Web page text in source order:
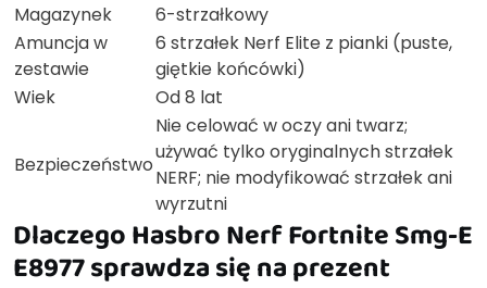
Magazynek
6-strzałkowy
Amuncja w
zestawie
6 strzałek Nerf Elite z pianki (puste,
giętkie końcówki)
Wiek
Od 8 lat
Bezpieczeństwo
Nie celować w oczy ani twarz;
używać tylko oryginalnych strzałek
NERF; nie modyfikować strzałek ani
wyrzutni
Dlaczego Hasbro Nerf Fortnite Smg-E
E8977 sprawdza się na prezent